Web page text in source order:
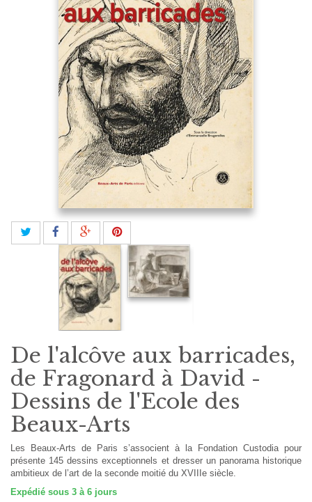
De l'alcôve aux barricades,
de Fragonard à David -
Dessins de l'Ecole des
Beaux-Arts
Les Beaux-Arts de Paris s’associent à la Fondation Custodia pour
présente 145 dessins exceptionnels et dresser un panorama historique
ambitieux de l’art de la seconde moitié du XVIIIe siècle.
Expédié sous 3 à 6 jours